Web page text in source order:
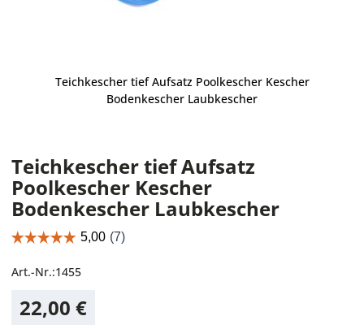
Teichkescher tief Aufsatz Poolkescher Kescher
Bodenkescher Laubkescher
Teichkescher tief Aufsatz
Poolkescher Kescher
Bodenkescher Laubkescher
Art.-Nr.:1455
22,00 €